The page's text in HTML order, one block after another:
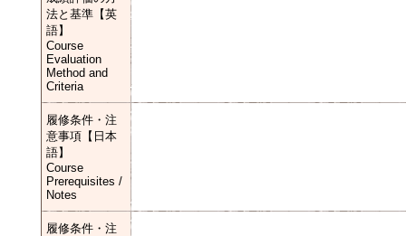
法と基準【英
語】
Course
Evaluation
Method and
Criteria
履修条件・注
意事項【日本
語】
Course
Prerequisites /
Notes
履修条件・注